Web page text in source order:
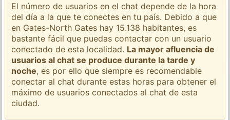
El número de usuarios en el chat depende de la hora
del día a la que te conectes en tu país. Debido a que
en Gates-North Gates hay 15.138 habitantes, es
bastante fácil que puedas contactar con un usuario
conectado de esta localidad. La mayor afluencia de
usuarios al chat se produce durante la tarde y
noche, es por ello que siempre es recomendable
conectar al chat durante estas horas para obtener el
máximo de usuarios conectados al chat de esta
ciudad.